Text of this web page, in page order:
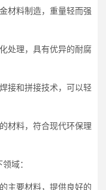
材料制造，重量轻而强
处理，具有优异的耐腐
接和拼接技术，可以轻
材料，符合现代环保理
域：
主要材料，提供良好的